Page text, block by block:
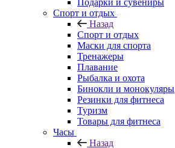
Подарки и сувениры
Спорт и отдых
Назад
Спорт и отдых
Маски для спорта
Тренажеры
Плавание
Рыбалка и охота
Бинокли и монокуляры
Резинки для фитнеса
Туризм
Товары для фитнеса
Часы
Назад